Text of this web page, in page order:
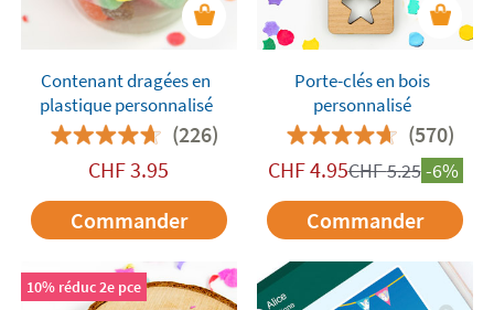
Contenant dragées en
plastique personnalisé
(226)
CHF3.95
Commander
Porte-clés en bois
personnalisé
(570)
CHF4.95CHF5.25-6%
Commander
10% réduc 2e pce